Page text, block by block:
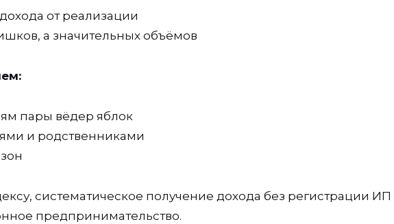
от реализации
а значительных объёмов
пары вёдер яблок
и родственниками
систематическое получение дохода без регистрации
предпринимательство.